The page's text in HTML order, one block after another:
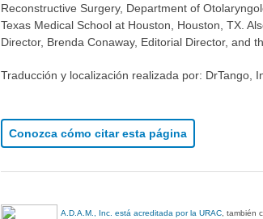
Reconstructive Surgery, Department of
Texas Medical School at Houston, Houston, TX.
Director, Brenda Conaway, Editorial Director, and
Traducción y localización realizada por: DrTango,
Conozca cómo citar esta página
A.D.A.M., Inc. está acreditada por la URAC , también